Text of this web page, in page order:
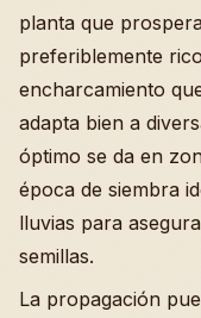
planta que
preferiblemente
encharcamiento
adapta bien a
óptimo se da en
época de siembra
lluvias para
semillas.
La propagación